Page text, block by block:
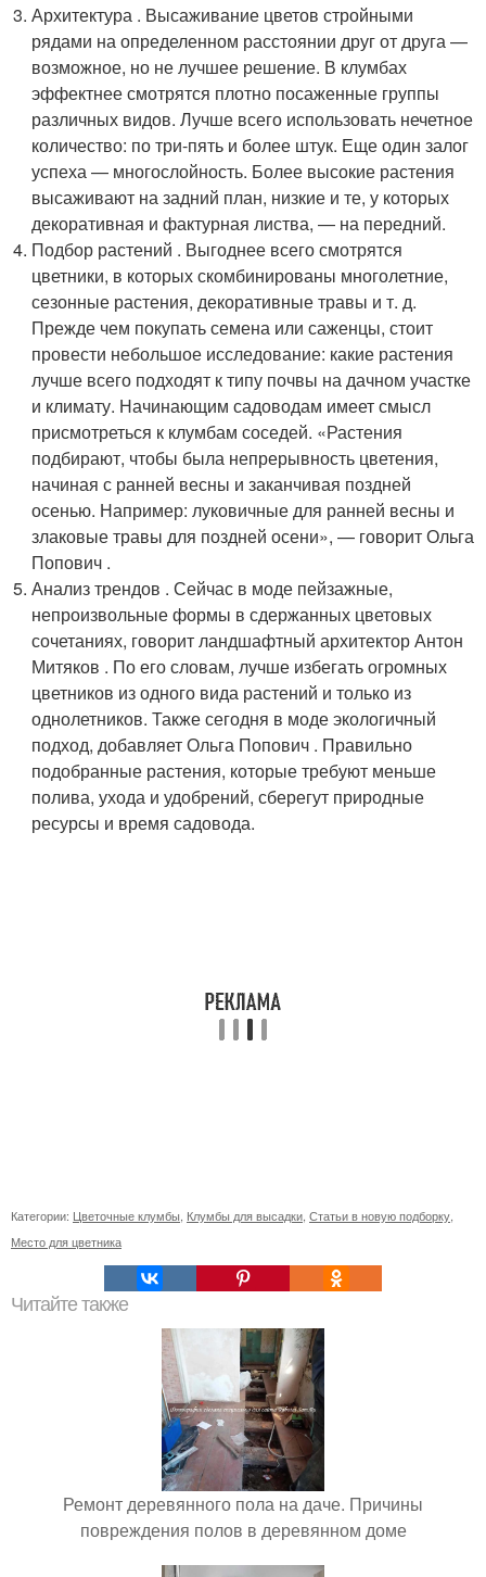
Архитектура . Высаживание цветов стройными
рядами на определенном расстоянии друг от друга —
возможное, но не лучшее решение. В клумбах
эффектнее смотрятся плотно посаженные группы
различных видов. Лучше всего использовать нечетное
количество: по три-пять и более штук. Еще один залог
успеха — многослойность. Более высокие растения
высаживают на задний план, низкие и те, у которых
декоративная и фактурная листва, — на передний.
Подбор растений . Выгоднее всего смотрятся
цветники, в которых скомбинированы многолетние,
сезонные растения, декоративные травы и т. д.
Прежде чем покупать семена или саженцы, стоит
провести небольшое исследование: какие растения
лучше всего подходят к типу почвы на дачном участке
и климату. Начинающим садоводам имеет смысл
присмотреться к клумбам соседей. «Растения
подбирают, чтобы была непрерывность цветения,
начиная с ранней весны и заканчивая поздней
осенью. Например: луковичные для ранней весны и
злаковые травы для поздней осени», — говорит Ольга
Попович .
Анализ трендов . Сейчас в моде пейзажные,
непроизвольные формы в сдержанных цветовых
сочетаниях, говорит ландшафтный архитектор Антон
Митяков . По его словам, лучше избегать огромных
цветников из одного вида растений и только из
однолетников. Также сегодня в моде экологичный
подход, добавляет Ольга Попович . Правильно
подобранные растения, которые требуют меньше
полива, ухода и удобрений, сберегут природные
ресурсы и время садовода.
Категории: Цветочные клумбы Клумбы для высадки Статьи в новую подборку
Место для цветника
Читайте также
Ремонт деревянного пола на даче. Причины
повреждения полов в деревянном доме